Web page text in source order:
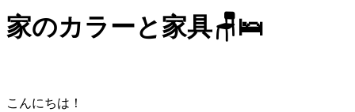
家のカラーと家具🪑🛌
こんにちは！